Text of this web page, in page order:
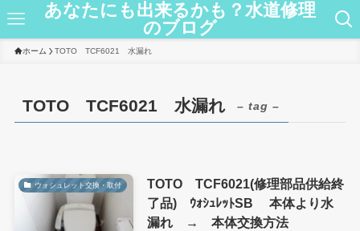
あなたにも出来るかも？水道修理
のブログ
ホーム TOTO TCF6021 水漏れ
TOTO TCF6021 水漏れ – tag –
ウォシュレット交換・取付
TOTO TCF6021(修理部品供給終
了品) ｳｫｼｭﾚｯﾄSB 本体より水
漏れ → 本体交換方法